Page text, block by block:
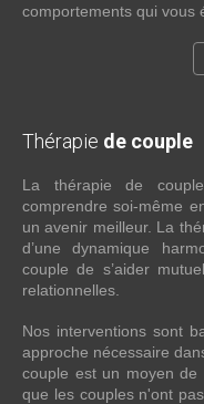
comportements qui vous
Thérapie de couple
La thérapie de
comprendre soi-même
un avenir meilleur. La
d’une dynamique
couple de s’aider
relationnelles.
Nos interventions sont
approche nécessaire
couple est un moyen
que les couples n'ont